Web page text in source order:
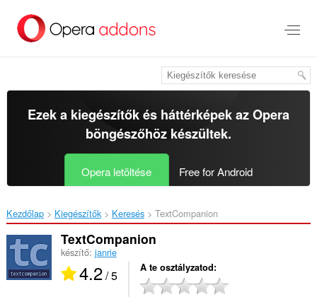
Ezek a kiegészítők és háttérképek azOpera
böngészőhözkészültek.
Opera letöltése Free for Android
Kezdőlap Kiegészítők Keresés TextCompanion‎
TextCompanion
készítő: janrie
4.2/ 5 A te osztályzatod